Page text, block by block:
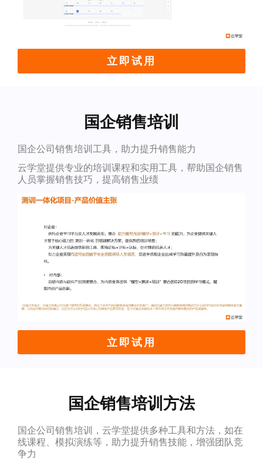
立即试用
国企销售培训
国企公司销售培训工具，助力提升销售能力
云学堂提供专业的培训课程和实用工具，帮助国企销售
人员掌握销售技巧，提高销售业绩
立即试用
国企销售培训方法
国企公司销售培训，云学堂提供多种工具和方法，如在
线课程、模拟演练等，助力提升销售技能，增强团队竞
争力